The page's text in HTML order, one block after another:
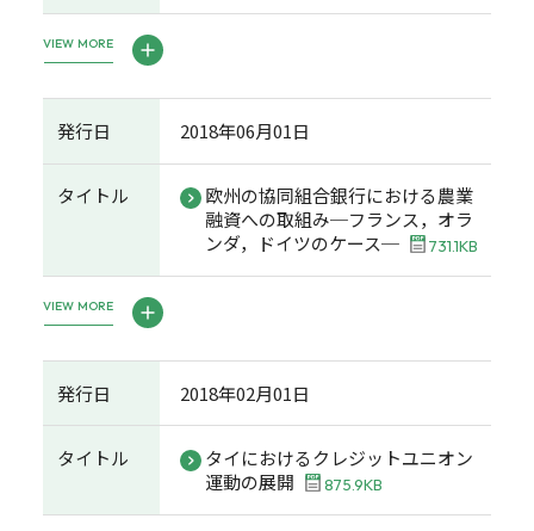
VIEW MORE
発行日 2018年06月01日
タイトル
欧州の協同組合銀行における農業
融資への取組み─フランス，オラ
ンダ，ドイツのケース─
731.1KB
VIEW MORE
発行日 2018年02月01日
タイトル
タイにおけるクレジットユニオン
運動の展開
875.9KB